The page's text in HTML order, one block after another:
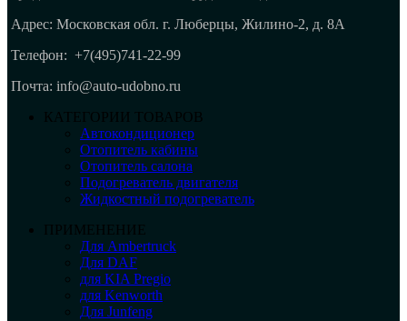
Адрес: Московская обл. г. Люберцы, Жилино-2, д. 8A
Телефон: +7(495)741-22-99
Почта: info@auto-udobno.ru
КАТЕГОРИИ ТОВАРОВ
Автокондиционер
Отопитель кабины
Отопитель салона
Подогреватель двигателя
Жидкостный подогреватель
ПРИМЕНЕНИЕ
Для Ambertruck
Для DAF
для KIA Pregio
для Kenworth
Для Junfeng